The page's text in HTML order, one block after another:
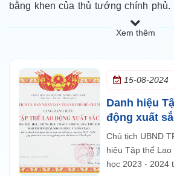
bằng khen của thủ tướng chính
trường liên tục là đơn vị xuất sắc;
vững mạnh. Đoàn trường 8 năm liền
thông TP.HCM về hoạt động văn
hoạt động xã hội; số lượng học
cũng đứng tốp đầu của TP.HCM.
Xem thêm
15-08-2024
Danh hiệu
động xuất
2023 - 2024
Chủ tịch UBND
hiệu Tập thể
học 2023 - 2024